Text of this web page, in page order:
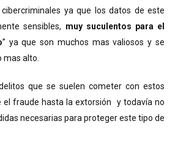
ya que los datos de este
sensibles, muy suculentos para el
” ya que son muchos mas valiosos y se
mas alto.
que se suelen cometer con estos
fraude hasta la extorsión y todavía no
necesarias para proteger este tipo de